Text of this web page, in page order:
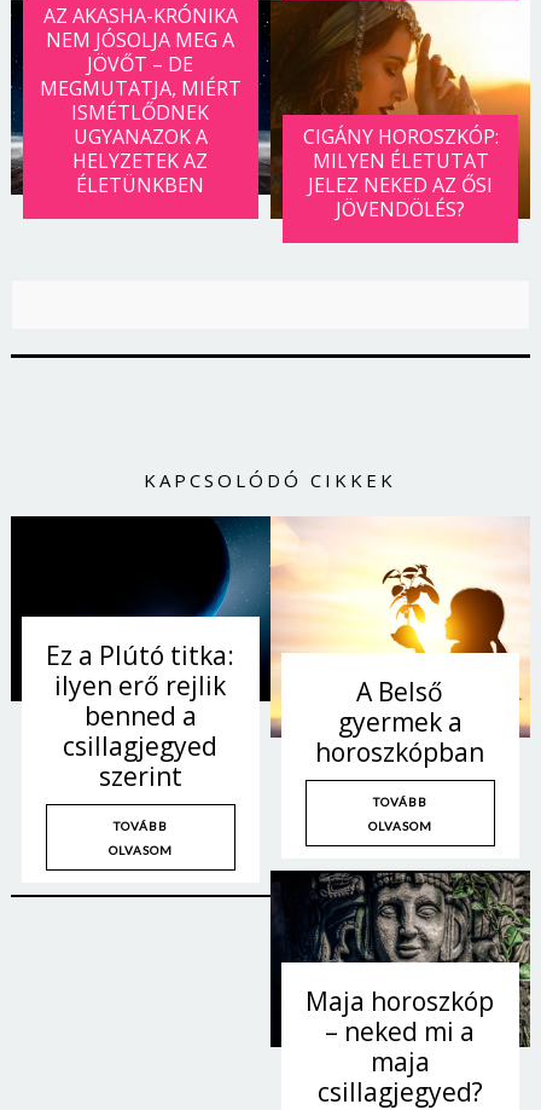
AZ AKASHA-KRÓNIKA
NEM JÓSOLJA MEG A
JÖVŐT – DE
MEGMUTATJA, MIÉRT
ISMÉTLŐDNEK
UGYANAZOK A
HELYZETEK AZ
ÉLETÜNKBEN
CIGÁNY HOROSZKÓP:
MILYEN ÉLETUTAT
JELEZ NEKED AZ ŐSI
JÖVENDÖLÉS?
KAPCSOLÓDÓ CIKKEK
Ez a Plútó titka:
ilyen erő rejlik
benned a
csillagjegyed
szerint
TOVÁBB
OLVASOM
A Belső
gyermek a
horoszkópban
TOVÁBB
OLVASOM
Maja horoszkóp
– neked mi a
maja
csillagjegyed?